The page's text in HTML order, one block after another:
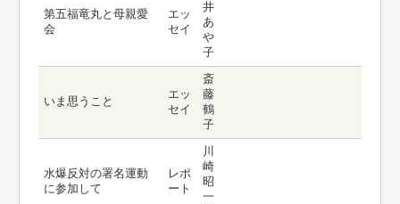
第五福竜丸と母親愛
会
エッ
セイ
井
あ
や
子
いま思うこと
エッ
セイ
斎
藤
鶴
子
水爆反対の署名運動
に参加して
レポ
ート
川
崎
昭
一